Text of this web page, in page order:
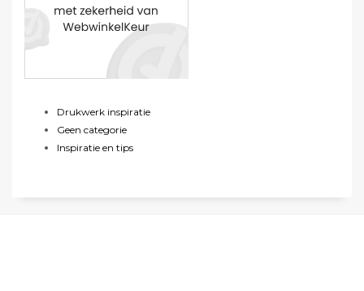
Drukwerk inspiratie
Geen categorie
Inspiratie en tips